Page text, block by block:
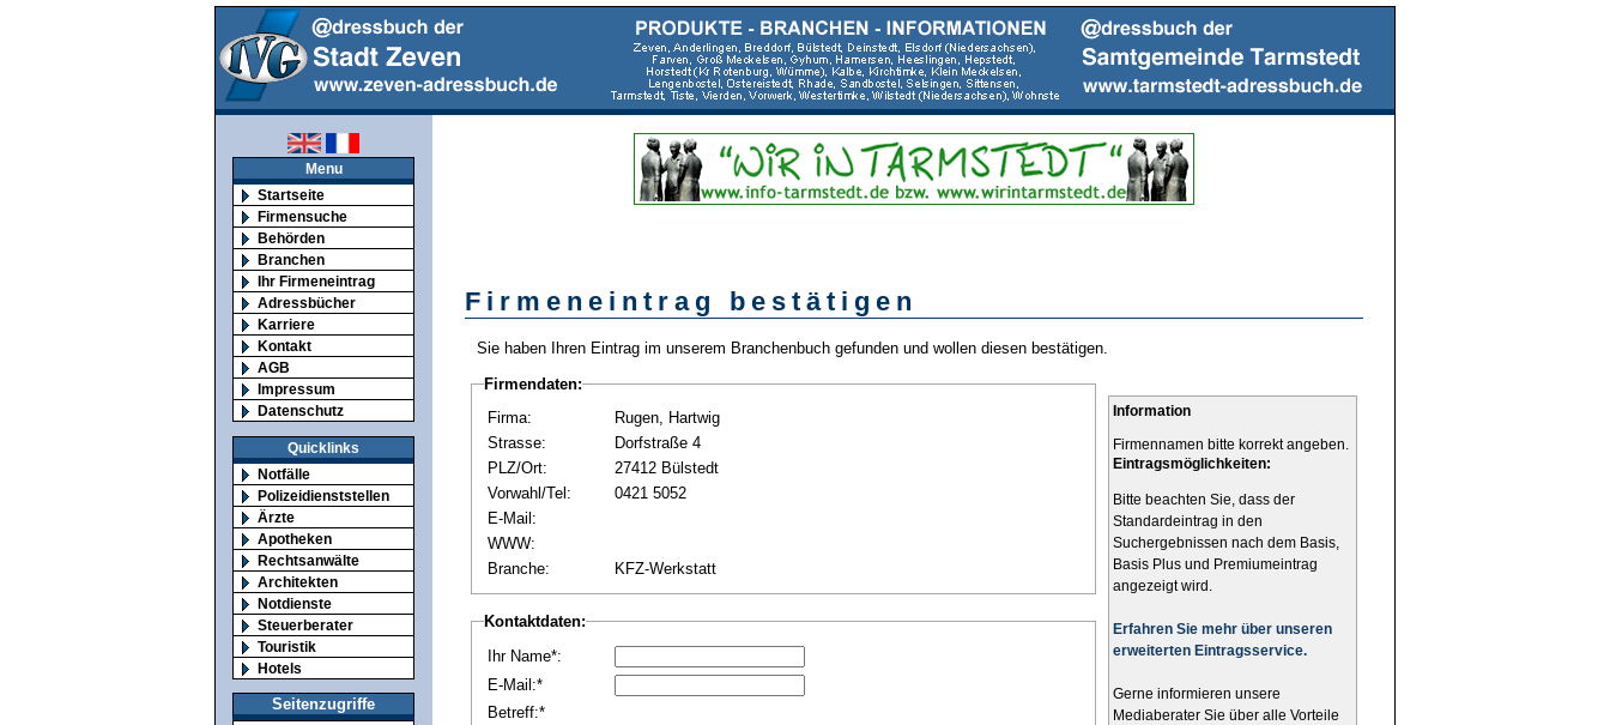
Menu
Startseite
Firmensuche
Behörden
Branchen
Ihr Firmeneintrag
Adressbücher
Karriere
Kontakt
AGB
Impressum
Datenschutz
Quicklinks
Notfälle
Polizeidienststellen
Ärzte
Apotheken
Rechtsanwälte
Architekten
Notdienste
Steuerberater
Touristik
Hotels
Seitenzugriffe
Firmeneintrag bestätigen
Sie haben Ihren Eintrag im unserem Branchenbuch gefunden und wollen diesen bestätigen.
Information
Firmennamen bitte korrekt angeben.
Eintragsmöglichkeiten:
Bitte beachten Sie, dass der
Standardeintrag in den
Suchergebnissen nach dem Basis,
Basis Plus und Premiumeintrag
angezeigt wird.
Erfahren Sie mehr über unseren
erweiterten Eintragsservice.
Gerne informieren unsere
Mediaberater Sie über alle Vorteile
Firmendaten:
Firma:
Rugen, Hartwig
Strasse:
Dorfstraße 4
PLZ/Ort:
27412 Bülstedt
Vorwahl/Tel:
0421 5052
E-Mail:
WWW:
Branche:
KFZ-Werkstatt
Kontaktdaten:
Ihr Name*:
E-Mail:*
Betreff:*